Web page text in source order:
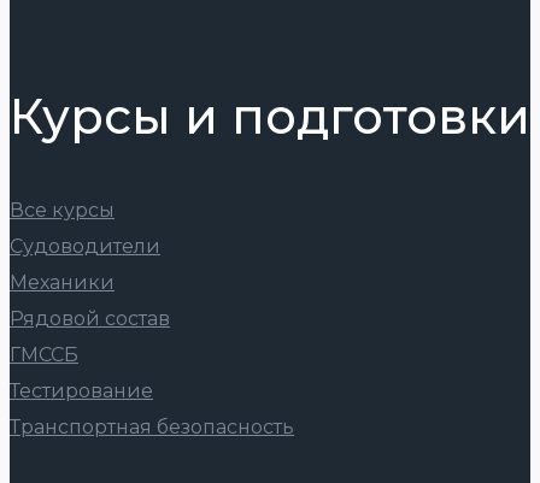
Курсы и подготовки
Все курсы
Судоводители
Механики
Рядовой состав
ГМССБ
Тестирование
Транспортная безопасность